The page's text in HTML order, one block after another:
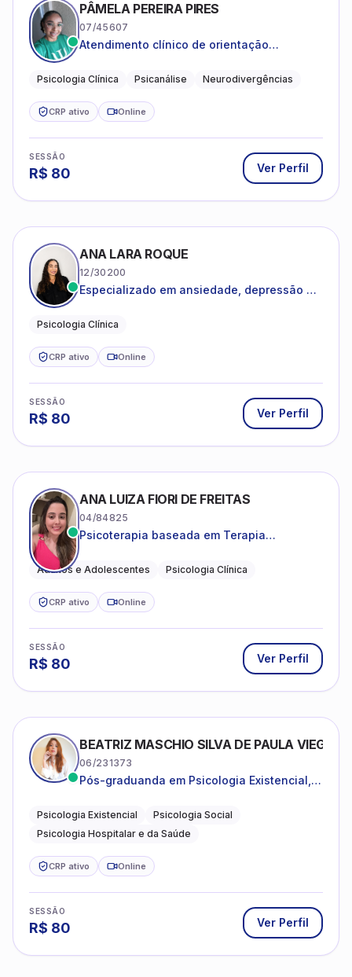
PÂMELA PEREIRA PIRES
07/45607
Atendimento clínico de orientação
crianças neurotípicas
Psicologia Clínica Psicanálise Neurodivergências
CRP ativo Online
SESSÃO
R$ 80 Ver Perfil
ANA LARA ROQUE
12/30200
Especializado em ansiedade, depressão e
Psicologia Clínica
CRP ativo Online
SESSÃO
R$ 80 Ver Perfil
ANA LUIZA FIORI DE FREITAS
04/84825
Psicoterapia baseada em Terapia
Adultos e Adolescentes Psicologia Clínica
CRP ativo Online
SESSÃO
R$ 80 Ver Perfil
BEATRIZ MASCHIO SILVA DE PAULA VIEGAS
06/231373
Pós-graduanda em Psicologia Existencial,
da Saúde.
Psicologia Existencial
Psicologia Social
Psicologia Hospitalar e da Saúde
CRP ativo Online
SESSÃO
R$ 80 Ver Perfil